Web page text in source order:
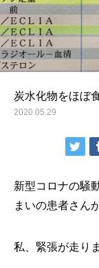
炭水化物をほぼ
2020.05.29
新型コロナの騒
まいの患者さん
私、緊張が走り